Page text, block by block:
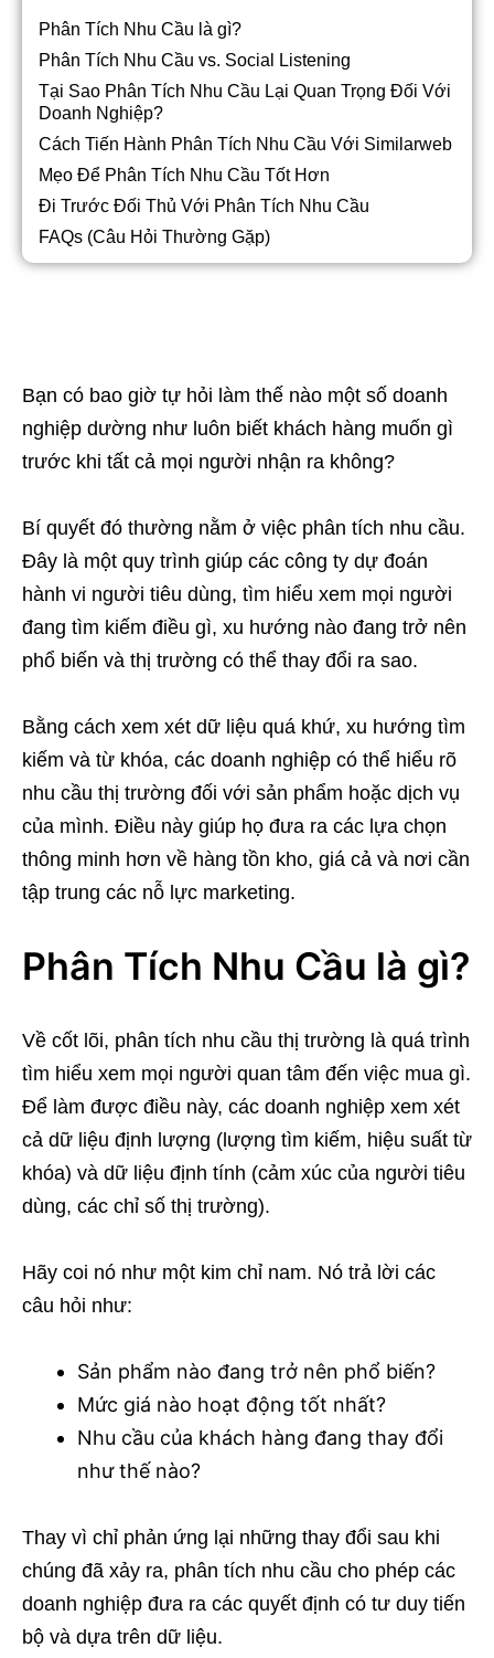
Phân Tích Nhu Cầu là gì?
Phân Tích Nhu Cầu vs. Social Listening
Tại Sao Phân Tích Nhu Cầu Lại Quan Trọng Đối Với
Doanh Nghiệp?
Cách Tiến Hành Phân Tích Nhu Cầu Với Similarweb
Mẹo Để Phân Tích Nhu Cầu Tốt Hơn
Đi Trước Đối Thủ Với Phân Tích Nhu Cầu
FAQs (Câu Hỏi Thường Gặp)
Bạn có bao giờ tự hỏi làm thế nào một số doanh
nghiệp dường như luôn biết khách hàng muốn gì
trước khi tất cả mọi người nhận ra không?
Bí quyết đó thường nằm ở việc phân tích nhu cầu.
Đây là một quy trình giúp các công ty dự đoán
hành vi người tiêu dùng, tìm hiểu xem mọi người
đang tìm kiếm điều gì, xu hướng nào đang trở nên
phổ biến và thị trường có thể thay đổi ra sao.
Bằng cách xem xét dữ liệu quá khứ, xu hướng tìm
kiếm và từ khóa, các doanh nghiệp có thể hiểu rõ
nhu cầu thị trường đối với sản phẩm hoặc dịch vụ
của mình. Điều này giúp họ đưa ra các lựa chọn
thông minh hơn về hàng tồn kho, giá cả và nơi cần
tập trung các nỗ lực marketing.
Phân Tích Nhu Cầu là gì?
Về cốt lõi, phân tích nhu cầu thị trường là quá trình
tìm hiểu xem mọi người quan tâm đến việc mua gì.
Để làm được điều này, các doanh nghiệp xem xét
cả dữ liệu định lượng (lượng tìm kiếm, hiệu suất từ
khóa) và dữ liệu định tính (cảm xúc của người tiêu
dùng, các chỉ số thị trường).
Hãy coi nó như một kim chỉ nam. Nó trả lời các
câu hỏi như:
Sản phẩm nào đang trở nên phổ biến?
Mức giá nào hoạt động tốt nhất?
Nhu cầu của khách hàng đang thay đổi
như thế nào?
Thay vì chỉ phản ứng lại những thay đổi sau khi
chúng đã xảy ra, phân tích nhu cầu cho phép các
doanh nghiệp đưa ra các quyết định có tư duy tiến
bộ và dựa trên dữ liệu.